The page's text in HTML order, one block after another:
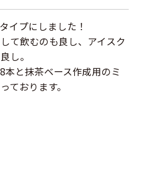
イプにしました！
て飲むのも良し、アイスク
し。
本と抹茶ベース作成用のミ
ております。